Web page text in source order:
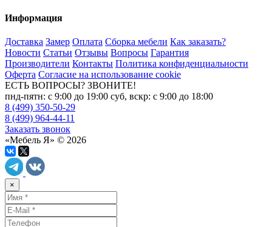
Информация
Доставка Замер Оплата Сборка мебели Как заказать?
Новости Статьи Отзывы Вопросы Гарантия
Производители Контакты Политика конфиденциальности
Оферта Согласие на использование cookie
ЕСТЬ ВОПРОСЫ? ЗВОНИТЕ!
пнд-пятн: с 9:00 до 19:00 суб, вскр: с 9:00 до 18:00
8 (499) 350-50-29
8 (499) 964-44-11
Заказать звонок
«Мебель Я» © 2026
×